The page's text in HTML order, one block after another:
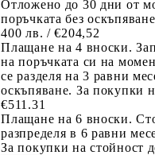
Отложено до 30 дни от
поръчката без
400 лв. / €204,52
Плащане на 4 вноски.
на поръчката си на
се разделя на 3 равни
оскъпяване. За покупки
€511.31
Плащане на 6 вноски.
разпределя в 6 равни
За покупки на стойност